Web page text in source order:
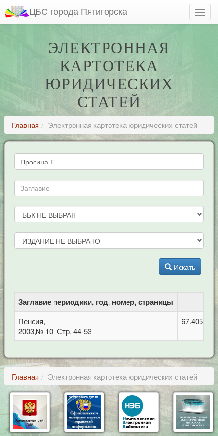
ЦБС города Пятигорска
ЭЛЕКТРОННАЯ
КАРТОТЕКА
ЮРИДИЧЕСКИХ
СТАТЕЙ
Главная Электронная картотека юридических статей
Искать
Заглавие периодики, год, номер, страницы
Пенсия,
2003,№ 10, Стр. 44-53
67.405
Главная Электронная картотека юридических статей